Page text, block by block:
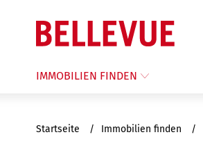
IMMOBILIEN FINDEN
Startseite Immobilien finden